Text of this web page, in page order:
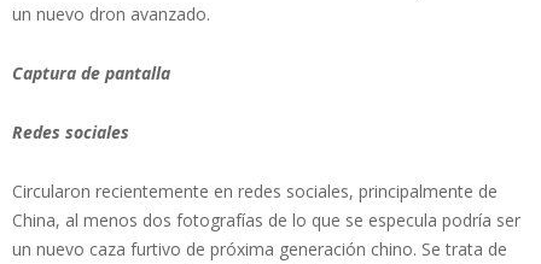
un nuevo dron avanzado.
Captura de pantalla
Redes sociales
Circularon recientemente en redes sociales, principalmente de
China, al menos dos fotografías de lo que se especula podría ser
un nuevo caza furtivo de próxima generación chino. Se trata de